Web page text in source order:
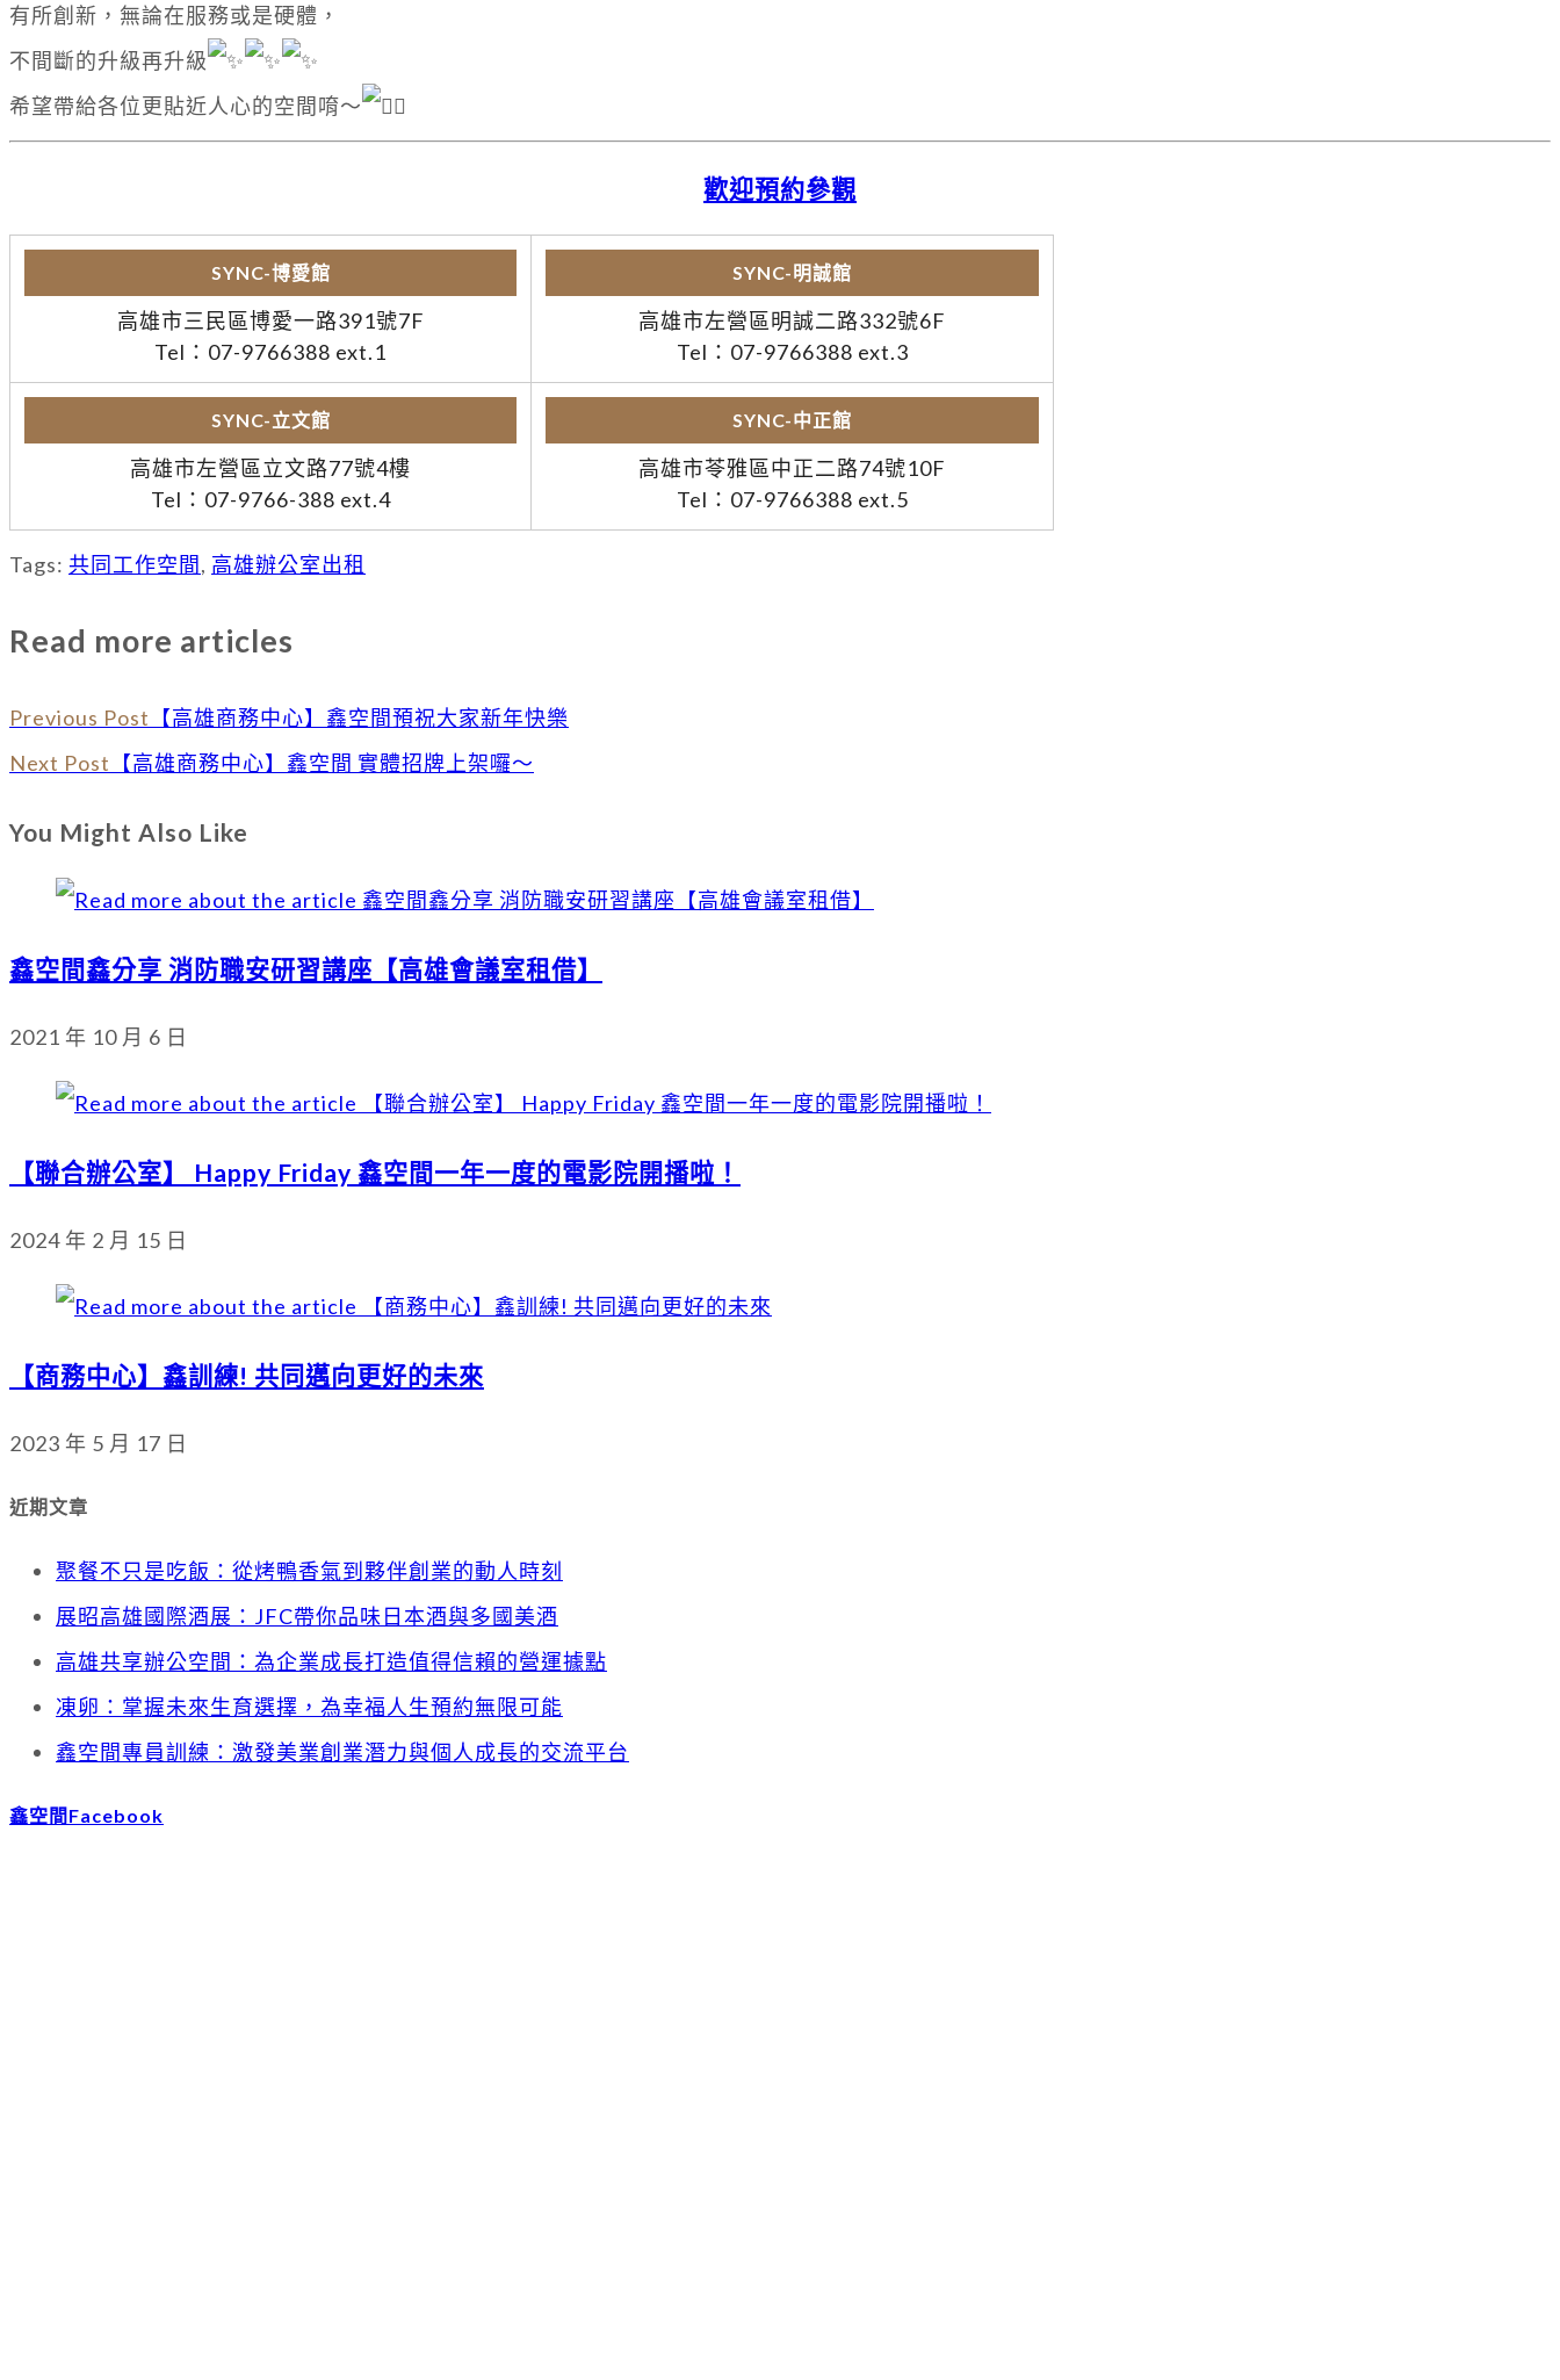
有所創新，無論在服務或是硬體，
不間斷的升級再升級
希望帶給各位更貼近人心的空間唷～
歡迎預約參觀
SYNC-博愛館
高雄市三民區博愛一路391號7F
Tel：07-9766388 ext.1
SYNC-明誠館
高雄市左營區明誠二路332號6F
Tel：07-9766388 ext.3
SYNC-立文館
高雄市左營區立文路77號4樓
Tel：07-9766-388 ext.4
SYNC-中正館
高雄市苓雅區中正二路74號10F
Tel：07-9766388 ext.5
Tags: 共同工作空間, 高雄辦公室出租
Read more articles
Previous Post 【高雄商務中心】鑫空間預祝大家新年快樂
Next Post 【高雄商務中心】鑫空間 實體招牌上架囉～
You Might Also Like
鑫空間鑫分享 消防職安研習講座【高雄會議室租借】
2021 年 10 月 6 日
【聯合辦公室】 Happy Friday 鑫空間一年一度的電影院開播啦！
2024 年 2 月 15 日
【商務中心】鑫訓練! 共同邁向更好的未來
2023 年 5 月 17 日
近期文章
聚餐不只是吃飯：從烤鴨香氣到夥伴創業的動人時刻
展昭高雄國際酒展：JFC帶你品味日本酒與多國美酒
高雄共享辦公空間：為企業成長打造值得信賴的營運據點
凍卵：掌握未來生育選擇，為幸福人生預約無限可能
鑫空間專員訓練：激發美業創業潛力與個人成長的交流平台
鑫空間Facebook